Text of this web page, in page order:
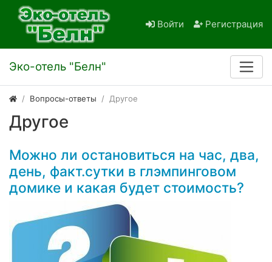
Войти Регистрация
Эко-отель "Белн"
Вопросы-ответы Другое
Другое
Можно ли остановиться на час, два,
день, факт.сутки в глэмпинговом
домике и какая будет стоимость?